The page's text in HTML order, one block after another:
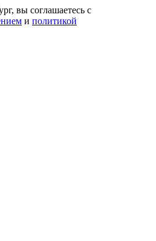
вы соглашаетесь с
и политикой